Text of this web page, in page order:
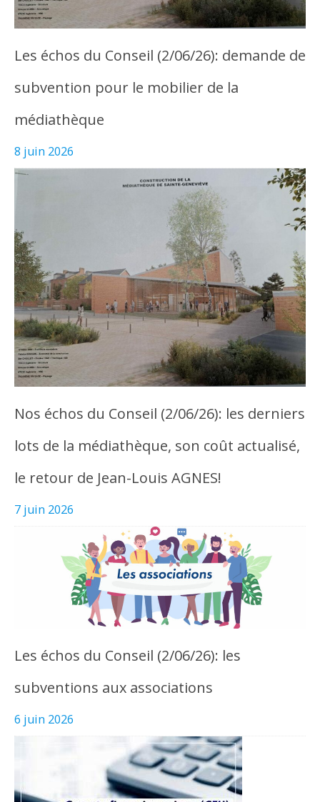
Les échos du Conseil (2/06/26): demande de
subvention pour le mobilier de la
médiathèque
8 juin 2026
Nos échos du Conseil (2/06/26): les derniers
lots de la médiathèque, son coût actualisé,
le retour de Jean-Louis AGNES!
7 juin 2026
Les échos du Conseil (2/06/26): les
subventions aux associations
6 juin 2026